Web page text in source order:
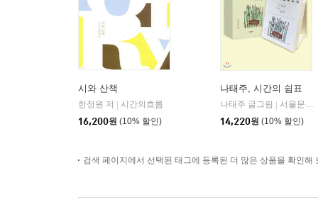
시와 산책
한정원 저
시간의흐름
16,200원 (10% 할인)
나태주, 시간의 쉼표
나태주 글그림
서울문화사
14,220원 (10% 할인)
검색 페이지에서 선택된 태그에 등록된 더 많은 상품을 확인해